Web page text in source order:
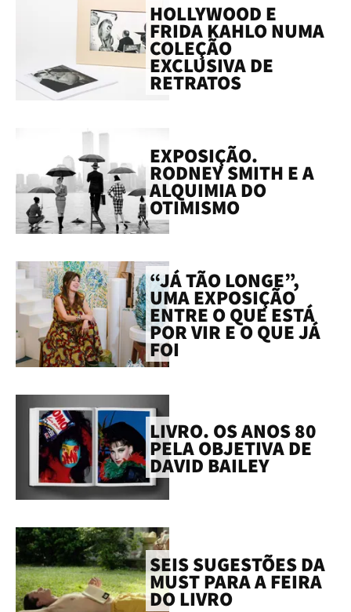
HOLLYWOOD E
FRIDA KAHLO NUMA
COLEÇÃO
EXCLUSIVA DE
RETRATOS
EXPOSIÇÃO.
RODNEY SMITH E A
ALQUIMIA DO
OTIMISMO
“JÁ TÃO LONGE”,
UMA EXPOSIÇÃO
ENTRE O QUE ESTÁ
POR VIR E O QUE JÁ
FOI
LIVRO. OS ANOS 80
PELA OBJETIVA DE
DAVID BAILEY
SEIS SUGESTÕES DA
MUST PARA A FEIRA
DO LIVRO